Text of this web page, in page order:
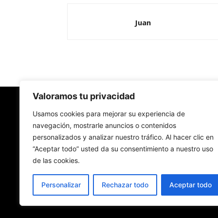
Valoramos tu privacidad
Usamos cookies para mejorar su experiencia de
navegación, mostrarle anuncios o contenidos
personalizados y analizar nuestro tráfico. Al hacer clic en
“Aceptar todo” usted da su consentimiento a nuestro uso
de las cookies.
Personalizar Rechazar todo Aceptar todo
Juan
Redes Cristianas
Una mirada alternativa sobre la Iglesia católica
- Colectivos de Redes Cristianas